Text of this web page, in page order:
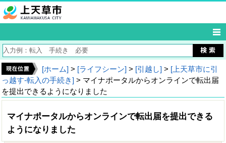
[ホーム] > [ライフシーン] > [引越し] > [上天草市に引
っ越す‐転入の手続き] > マイナポータルからオンラインで転出届
を提出できるようになりました
マイナポータルからオンラインで転出届を提出できる
ようになりました